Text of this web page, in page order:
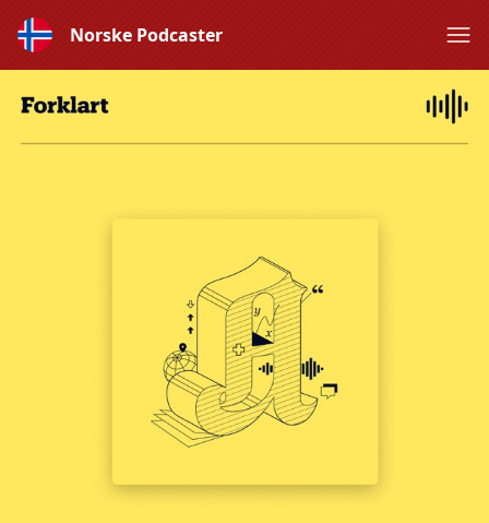
Norske Podcaster